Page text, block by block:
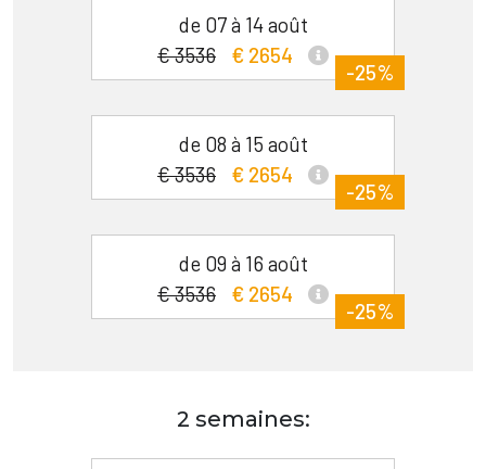
de 07 à 14 août
€ 3536
€ 2654
-25%
de 08 à 15 août
€ 3536
€ 2654
-25%
de 09 à 16 août
€ 3536
€ 2654
-25%
2 semaines: